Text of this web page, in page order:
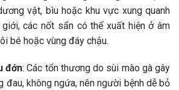
vật, bìu hoặc khu vực xung quanh
giới, các nốt sẩn có thể xuất hiện ở âm
bé hoặc vùng đáy chậu.
đớn: Các tổn thương do sùi mào gà gây
đau, không ngứa, nên người bệnh dễ bỏ